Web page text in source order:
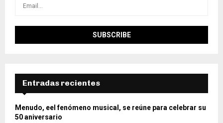
Entradas recientes
Menudo, eel fenómeno musical, se reúne para celebrar su
50 aniversario